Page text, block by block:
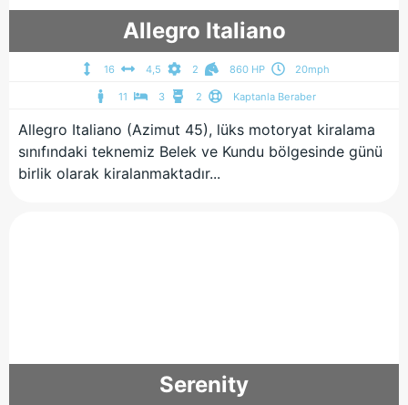
Allegro Italiano
16 4,5 2 860 HP 20mph
11 3 2 Kaptanla Beraber
Allegro Italiano (Azimut 45), lüks motoryat kiralama
sınıfındaki teknemiz Belek ve Kundu bölgesinde günü
birlik olarak kiralanmaktadır...
Serenity